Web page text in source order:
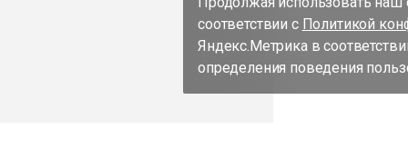
соответствии с Политикой
Яндекс.Метрика в
определения поведения